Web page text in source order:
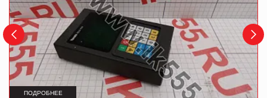
ПОДРОБНЕЕ